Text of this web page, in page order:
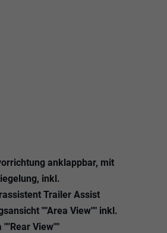
anklappbar, mit
inkl.
Trailer Assist
""Area View"" inkl.
View""